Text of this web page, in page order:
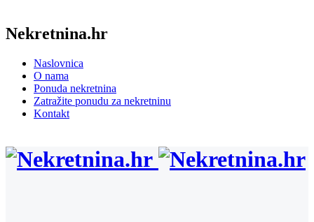
Nekretnina.hr
Naslovnica
O nama
Ponuda nekretnina
Zatražite ponudu za nekretninu
Kontakt